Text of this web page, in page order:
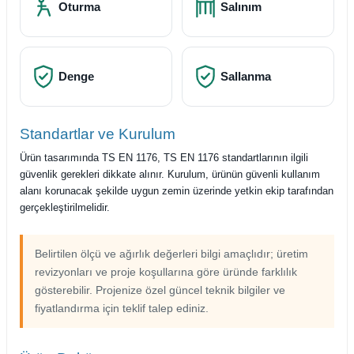
Oturma Salınım
Denge Sallanma
Standartlar ve Kurulum
Ürün tasarımında TS EN 1176, TS EN 1176 standartlarının ilgili
güvenlik gerekleri dikkate alınır. Kurulum, ürünün güvenli kullanım
alanı korunacak şekilde uygun zemin üzerinde yetkin ekip tarafından
gerçekleştirilmelidir.
Belirtilen ölçü ve ağırlık değerleri bilgi amaçlıdır; üretim
revizyonları ve proje koşullarına göre üründe farklılık
gösterebilir. Projenize özel güncel teknik bilgiler ve
fiyatlandırma için teklif talep ediniz.